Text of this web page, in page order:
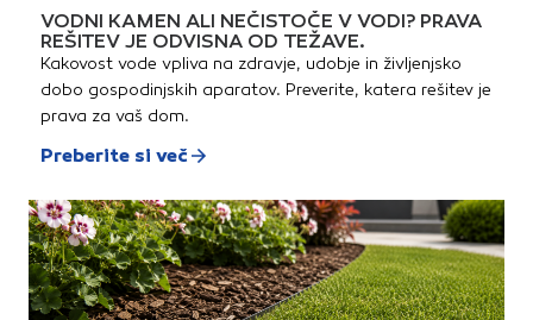
WProstornina motorja: 210
cm3Prostornina rezervoarja:
15 lRaven hrupa: 95
dBZaščita: IP 23Teža: 48 kg
VODNI KAMEN ALI NEČISTOČE V VODI? PRAVA
REŠITEV JE ODVISNA OD TEŽAVE.
Kakovost vode vpliva na zdravje, udobje in življenjsko
dobo gospodinjskih aparatov. Preverite, katera rešitev je
prava za vaš dom.
Preberite si več